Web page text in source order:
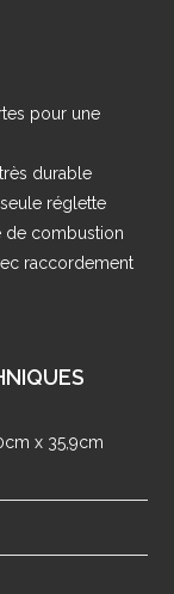
pour une
durable
réglette
de combustion
raccordement
x 35,9cm